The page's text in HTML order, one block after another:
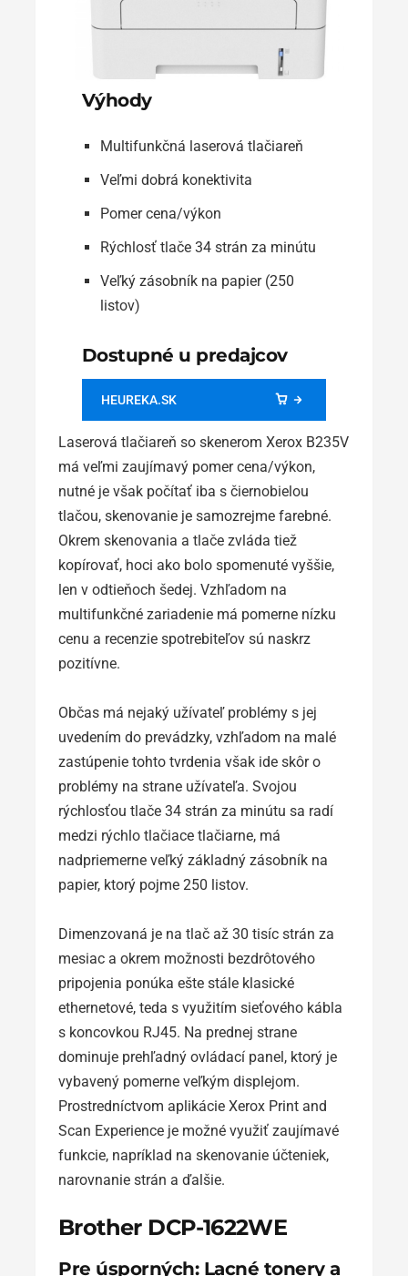
Výhody
Multifunkčná laserová tlačiareň
Veľmi dobrá konektivita
Pomer cena/výkon
Rýchlosť tlače 34 strán za minútu
Veľký zásobník na papier (250
listov)
Dostupné u predajcov
HEUREKA.SK
Laserová tlačiareň so skenerom Xerox B235V
má veľmi zaujímavý pomer cena/výkon,
nutné je však počítať iba s čiernobielou
tlačou, skenovanie je samozrejme farebné.
Okrem skenovania a tlače zvláda tiež
kopírovať, hoci ako bolo spomenuté vyššie,
len v odtieňoch šedej. Vzhľadom na
multifunkčné zariadenie má pomerne nízku
cenu a recenzie spotrebiteľov sú naskrz
pozitívne.
Občas má nejaký užívateľ problémy s jej
uvedením do prevádzky, vzhľadom na malé
zastúpenie tohto tvrdenia však ide skôr o
problémy na strane užívateľa. Svojou
rýchlosťou tlače 34 strán za minútu sa radí
medzi rýchlo tlačiace tlačiarne, má
nadpriemerne veľký základný zásobník na
papier, ktorý pojme 250 listov.
Dimenzovaná je na tlač až 30 tisíc strán za
mesiac a okrem možnosti bezdrôtového
pripojenia ponúka ešte stále klasické
ethernetové, teda s využitím sieťového kábla
s koncovkou RJ45. Na prednej strane
dominuje prehľadný ovládací panel, ktorý je
vybavený pomerne veľkým displejom.
Prostredníctvom aplikácie Xerox Print and
Scan Experience je možné využiť zaujímavé
funkcie, napríklad na skenovanie účteniek,
narovnanie strán a ďalšie.
Brother DCP-1622WE
Pre úsporných: Lacné tonery a